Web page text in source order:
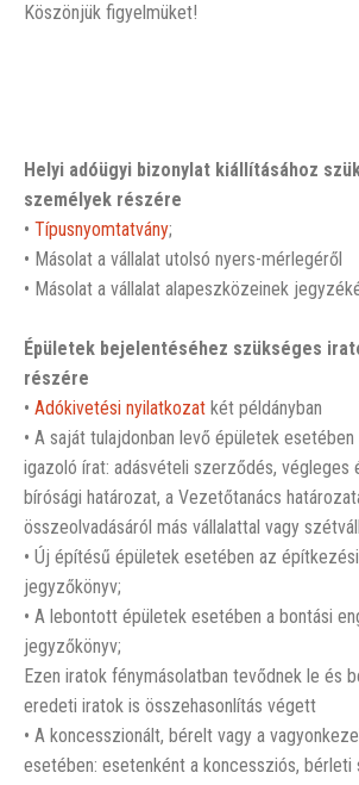
Köszönjük figyelmüket!
Helyi adóügyi bizonylat kiállításához
személyek részére
• Típusnyomtatvány;
• Másolat a vállalat utolsó nyers-mérlegéről
• Másolat a vállalat alapeszközeinek
Épületek bejelentéséhez szükséges
részére
• Adókivetési nyilatkozat két példányban
• A saját tulajdonban levő épületek
igazoló írat: adásvételi szerződés, végleges
bírósági határozat, a Vezetőtanács
összeolvadásáról más vállalattal vagy
• Új építésű épületek esetében az
jegyzőkönyv;
• A lebontott épületek esetében a bontási
jegyzőkönyv;
Ezen iratok fénymásolatban tevődnek le és
eredeti iratok is összehasonlítás végett
• A koncesszionált, bérelt vagy a
esetében: esetenként a koncessziós,